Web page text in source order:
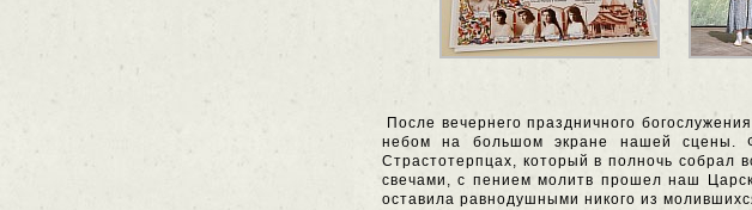
После вечернего праздничного
небом на большом экране нашей сцены.
Страстотерпцах, который в полночь собрал
свечами, с пением молитв прошел наш
оставила равнодушными никого из